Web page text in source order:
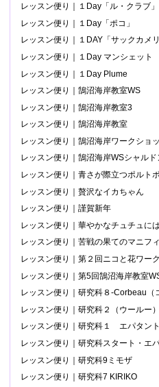
レッスン便り｜１Day「ル・クラブ」
レッスン便り｜１Day「ポコ」
レッスン便り｜１DAY「サックカメリ
レッスン便り｜１Day マンシェット
レッスン便り｜１Day Plume
レッスン便り｜鵠沼海岸教室WS
レッスン便り｜鵠沼海岸教室3
レッスン便り｜鵠沼海岸教室
レッスン便り｜鵠沼海岸ワークショ
レッスン便り｜鵠沼海岸WSシャルド
レッスン便り｜青さが際立つポルト
レッスン便り｜贅沢なイカちゃん
レッスン便り｜謹賀新年
レッスン便り｜華やかなチュチュに
レッスン便り｜苦戦の果てのマニフ
レッスン便り｜第２回ニコと花ワー
レッスン便り｜第5回鵠沼海岸教室
レッスン便り｜研究科８-Corbeau（
レッスン便り｜研究科２（ウールー）
レッスン便り｜研究科１ エパタント
レッスン便り｜研究科スタート・エ
レッスン便り｜研究科9ミモザ
レッスン便り｜研究科7 KIRIKO